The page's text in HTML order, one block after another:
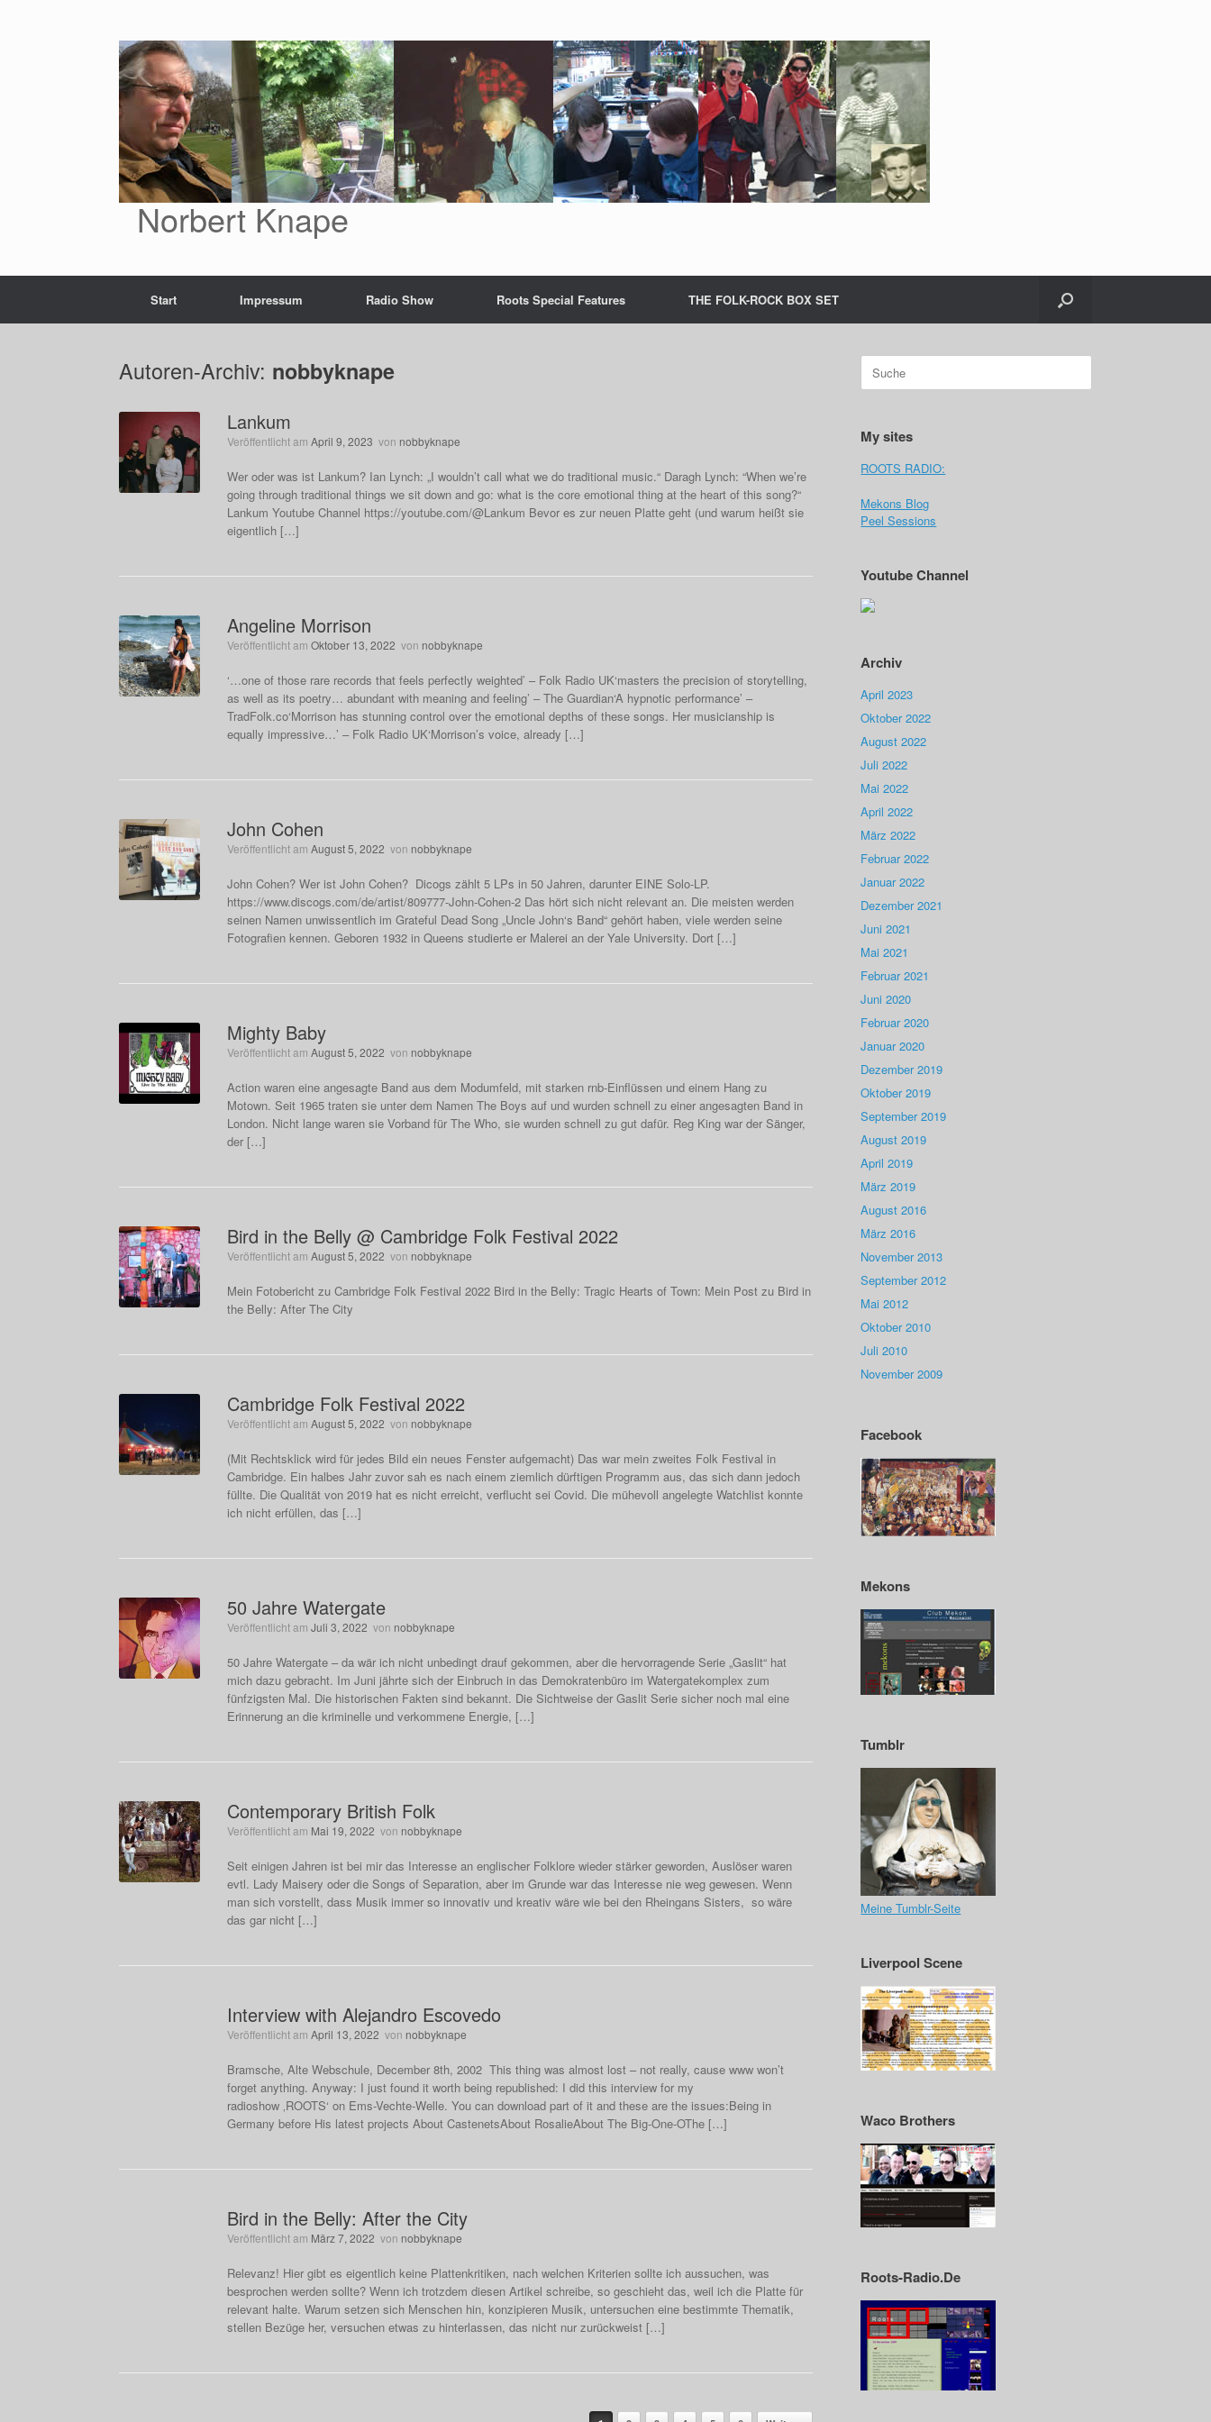
Norbert Knape
Start Impressum Radio Show Roots Special Features THE FOLK-ROCK BOX SET
Autoren-Archiv: nobbyknape
Lankum
Veröffentlicht amApril 9, 2023 von nobbyknape
Wer oder was ist Lankum? Ian Lynch: „I wouldn’t call what we do traditional music.“ Daragh Lynch: “When we’re
going through traditional things we sit down and go: what is the core emotional thing at the heart of this song?“
Lankum Youtube Channel https://youtube.com/@Lankum Bevor es zur neuen Platte geht (und warum heißt sie
eigentlich […]
Angeline Morrison
Veröffentlicht amOktober 13, 2022 von nobbyknape
‘…one of those rare records that feels perfectly weighted’ – Folk Radio UK‘masters the precision of storytelling,
as well as its poetry… abundant with meaning and feeling’ – The Guardian‘A hypnotic performance’ –
TradFolk.co‘Morrison has stunning control over the emotional depths of these songs. Her musicianship is
equally impressive…’ – Folk Radio UK‘Morrison’s voice, already […]
John Cohen
Veröffentlicht amAugust 5, 2022 von nobbyknape
John Cohen? Wer ist John Cohen? Dicogs zählt 5 LPs in 50 Jahren, darunter EINE Solo-LP.
https://www.discogs.com/de/artist/809777-John-Cohen-2 Das hört sich nicht relevant an. Die meisten werden
seinen Namen unwissentlich im Grateful Dead Song „Uncle John‘s Band“ gehört haben, viele werden seine
Fotografien kennen. Geboren 1932 in Queens studierte er Malerei an der Yale University. Dort […]
Mighty Baby
Veröffentlicht amAugust 5, 2022 von nobbyknape
Action waren eine angesagte Band aus dem Modumfeld, mit starken rnb-Einflüssen und einem Hang zu
Motown. Seit 1965 traten sie unter dem Namen The Boys auf und wurden schnell zu einer angesagten Band in
London. Nicht lange waren sie Vorband für The Who, sie wurden schnell zu gut dafür. Reg King war der Sänger,
der […]
Bird in the Belly @ Cambridge Folk Festival 2022
Veröffentlicht amAugust 5, 2022 von nobbyknape
Mein Fotobericht zu Cambridge Folk Festival 2022 Bird in the Belly: Tragic Hearts of Town: Mein Post zu Bird in
the Belly: After The City
Cambridge Folk Festival 2022
Veröffentlicht amAugust 5, 2022 von nobbyknape
(Mit Rechtsklick wird für jedes Bild ein neues Fenster aufgemacht) Das war mein zweites Folk Festival in
Cambridge. Ein halbes Jahr zuvor sah es nach einem ziemlich dürftigen Programm aus, das sich dann jedoch
füllte. Die Qualität von 2019 hat es nicht erreicht, verflucht sei Covid. Die mühevoll angelegte Watchlist konnte
ich nicht erfüllen, das […]
50 Jahre Watergate
Veröffentlicht amJuli 3, 2022 von nobbyknape
50 Jahre Watergate – da wär ich nicht unbedingt drauf gekommen, aber die hervorragende Serie „Gaslit“ hat
mich dazu gebracht. Im Juni jährte sich der Einbruch in das Demokratenbüro im Watergatekomplex zum
fünfzigsten Mal. Die historischen Fakten sind bekannt. Die Sichtweise der Gaslit Serie sicher noch mal eine
Erinnerung an die kriminelle und verkommene Energie, […]
Contemporary British Folk
Veröffentlicht am Mai 19, 2022 von nobbyknape
Seit einigen Jahren ist bei mir das Interesse an englischer Folklore wieder stärker geworden, Auslöser waren
evtl. Lady Maisery oder die Songs of Separation, aber im Grunde war das Interesse nie weg gewesen. Wenn
man sich vorstellt, dass Musik immer so innovativ und kreativ wäre wie bei den Rheingans Sisters, so wäre
das gar nicht […]
Interview with Alejandro Escovedo
Veröffentlicht amApril 13, 2022 von nobbyknape
Bramsche, Alte Webschule, December 8th, 2002 This thing was almost lost – not really, cause www won’t
forget anything. Anyway: I just found it worth being republished: I did this interview for my
radioshow ‚ROOTS‘ on Ems-Vechte-Welle. You can download part of it and these are the issues:Being in
Germany before His latest projects About CastenetsAbout RosalieAbout The Big-One-OThe […]
Bird in the Belly: After the City
Veröffentlicht am März 7, 2022 von nobbyknape
Relevanz! Hier gibt es eigentlich keine Plattenkritiken, nach welchen Kriterien sollte ich aussuchen, was
besprochen werden sollte? Wenn ich trotzdem diesen Artikel schreibe, so geschieht das, weil ich die Platte für
relevant halte. Warum setzen sich Menschen hin, konzipieren Musik, untersuchen eine bestimmte Thematik,
stellen Bezüge her, versuchen etwas zu hinterlassen, das nicht nur zurückweist […]
Suche
nach:
My sites
ROOTS RADIO:
Mekons Blog
Peel Sessions
Youtube Channel
Archiv
April 2023
Oktober 2022
August 2022
Juli 2022
Mai 2022
April 2022
März 2022
Februar 2022
Januar 2022
Dezember 2021
Juni 2021
Mai 2021
Februar 2021
Juni 2020
Februar 2020
Januar 2020
Dezember 2019
Oktober 2019
September 2019
August 2019
April 2019
März 2019
August 2016
März 2016
November 2013
September 2012
Mai 2012
Oktober 2010
Juli 2010
November 2009
Facebook
Mekons
Tumblr
Meine Tumblr-Seite
Liverpool Scene
Waco Brothers
Roots-Radio.De